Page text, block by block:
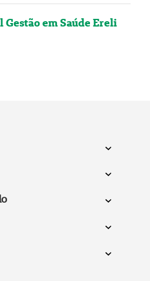
Gestão em Saúde Ereli